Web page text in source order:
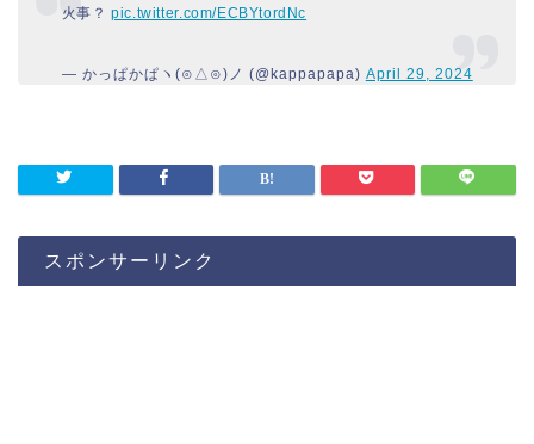
火事？pic.twitter.com/ECBYtordNc
— かっぱかぱヽ(⊙△⊙)ノ (@kappapapa) April 29, 2024
スポンサーリンク